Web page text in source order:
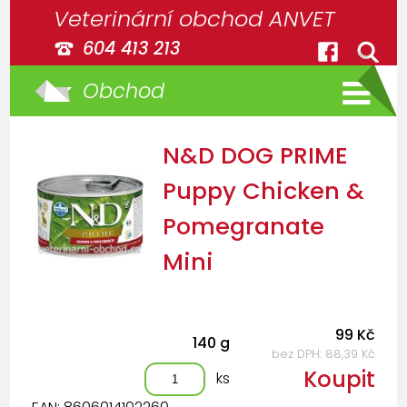
Veterinární obchod ANVET
604 413 213
Obchod
N&D DOG PRIME
Puppy Chicken &
Pomegranate
Mini
140 g 99 Kč
bez DPH: 88,39 Kč
ks Koupit